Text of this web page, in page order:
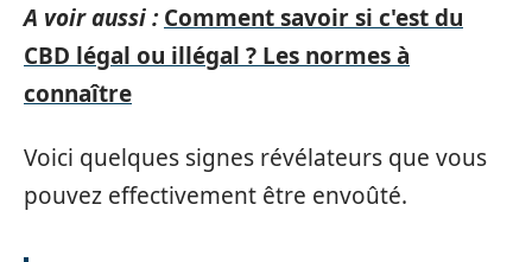
A voir aussi : Comment savoir si c'est du
CBD légal ou illégal ? Les normes à
connaître
Voici quelques signes révélateurs que vous
pouvez effectivement être envoûté.